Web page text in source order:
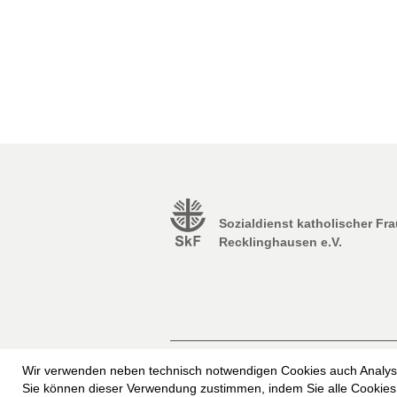
Wir verwenden neben technisch notwendigen Cookies auch
Sie können dieser Verwendung zustimmen, indem Sie alle
Sozialdienst katholischer
Recklinghausen e.V.
Impressum Erklärung zur
Freiwilliges Soziales Schuljahr beim SkF